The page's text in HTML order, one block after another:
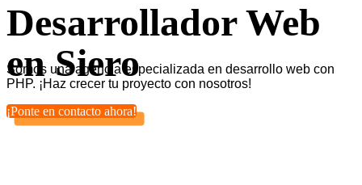
Desarrollador Web
en Siero
Somos una agencia especializada en desarrollo web con
PHP. ¡Haz crecer tu proyecto con nosotros!
¡Ponte en contacto ahora!